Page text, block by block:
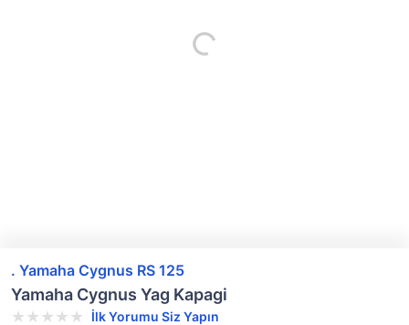
. Yamaha Cygnus RS 125
Yamaha Cygnus Yag Kapagi
İlk Yorumu Siz Yapın